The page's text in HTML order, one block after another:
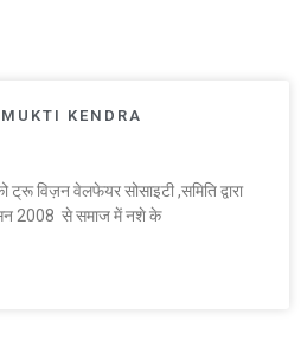
KENDRA
ट्रू विज़न वेलफेयर सोसाइटी ,समिति द्वारा
सन 2008 से समाज में नशे के